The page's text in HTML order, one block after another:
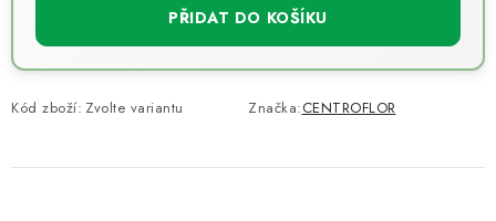
PŘIDAT DO KOŠÍKU
Kód zboží: Zvolte variantu Značka:CENTROFLOR